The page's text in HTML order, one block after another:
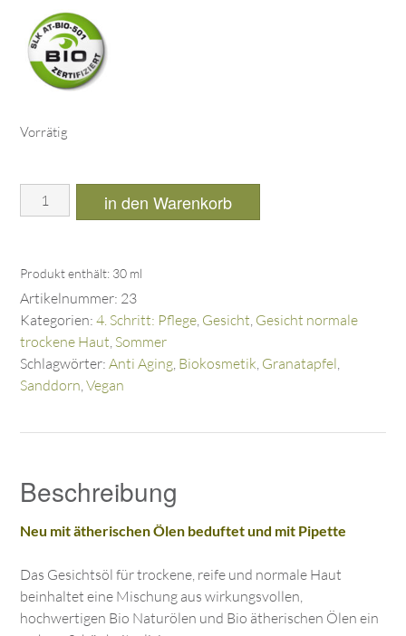
Vorrätig
in den Warenkorb
Produkt enthält: 30 ml
Artikelnummer: 23
Kategorien: 4. Schritt: Pflege Gesicht Gesicht normale
trockene Haut Sommer
Schlagwörter: Anti Aging Biokosmetik Granatapfel
Sanddorn Vegan
Beschreibung
Neu mit ätherischen Ölen beduftet und mit Pipette
Das Gesichtsöl für trockene, reife und normale Haut
beinhaltet eine Mischung aus wirkungsvollen,
hochwertigen Bio Naturölen und Bio ätherischen Ölen ein